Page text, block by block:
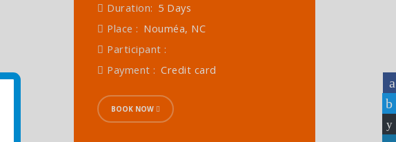
Duration: 5 Days
Place : Nouméa, NC
Participant :
Payment : Credit card
BOOK NOW